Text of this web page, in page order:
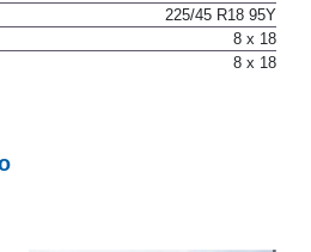
225/45 R18 95Y
225/45 R18 95Y
8 x 18